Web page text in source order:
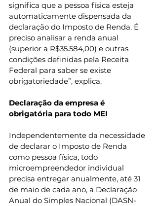
significa que a pessoa física esteja
automaticamente dispensada da
declaração do Imposto de Renda. É
preciso analisar a renda anual
(superior a R$35.584,00) e outras
condições definidas pela Receita
Federal para saber se existe
obrigatoriedade”, explica.
Declaração da empresa é
obrigatória para todo MEI
Independentemente da necessidade
de declarar o Imposto de Renda
como pessoa física, todo
microempreendedor individual
precisa entregar anualmente, até 31
de maio de cada ano, a Declaração
Anual do Simples Nacional (DASN-